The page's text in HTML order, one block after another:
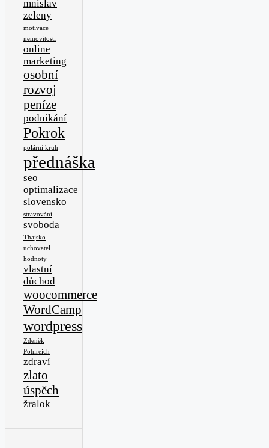
mnislav
zeleny
motivace
nemovitosti
online
marketing
osobní
rozvoj
peníze
podnikání
Pokrok
polární kruh
přednáška
seo
optimalizace
slovensko
stravování
svoboda
Thajsko
uchovatel
hodnoty
vlastní
důchod
woocommerce
WordCamp
wordpress
Zdeněk
Pohlreich
zdraví
zlato
úspěch
žralok